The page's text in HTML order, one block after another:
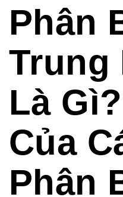
Phân
Là
Của
Phân